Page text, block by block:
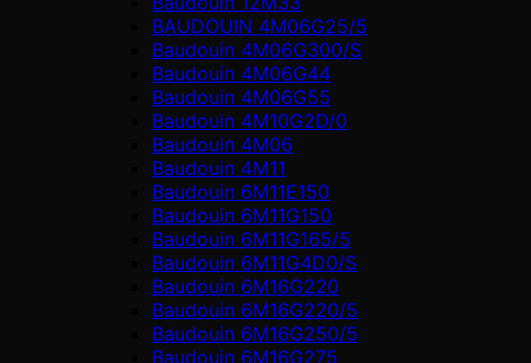
BAUDOUIN 4M06G25/5
Baudouin 4M06G300/S
Baudouin 4M06G44
Baudouin 4M06G55
Baudouin 4M10G2D/0
Baudouin 4М06
Baudouin 4М11
Baudouin 6M11E150
Baudouin 6M11G150
Baudouin 6M11G165/5
Baudouin 6M11G4D0/S
Baudouin 6M16G220
Baudouin 6M16G220/5
Baudouin 6M16G250/5
Baudouin 6M16G275